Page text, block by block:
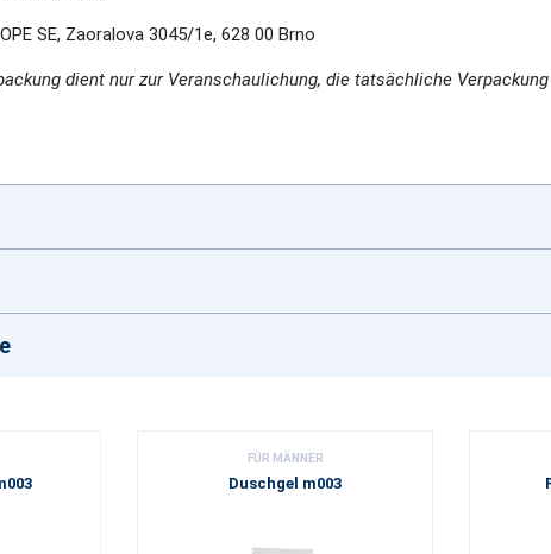
SE, Zaoralova 3045/1e, 628 00 Brno
dient nur zur Veranschaulichung, die tatsächliche
FÜR MÄNNER
Duschgel m003